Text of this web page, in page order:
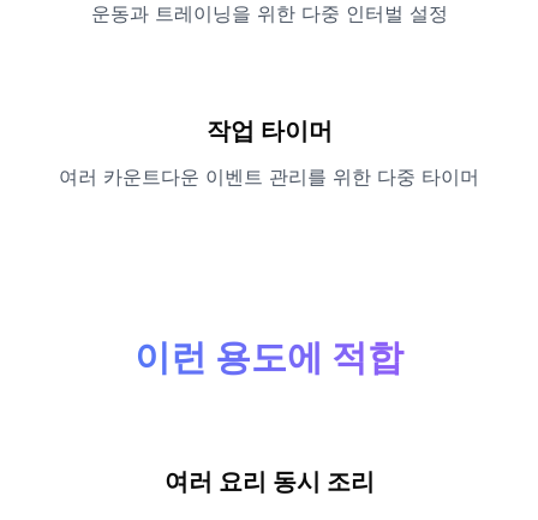
운동과 트레이닝을 위한 다중 인터벌 설정
작업 타이머
여러 카운트다운 이벤트 관리를 위한 다중 타이머
이런 용도에 적합
여러 요리 동시 조리